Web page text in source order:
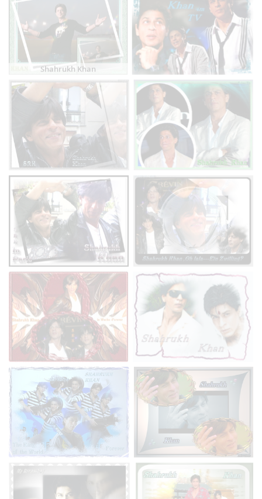
Shahrukh Khan